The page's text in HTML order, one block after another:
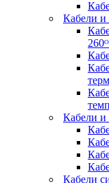
Кабели и
Кабели
Кабели